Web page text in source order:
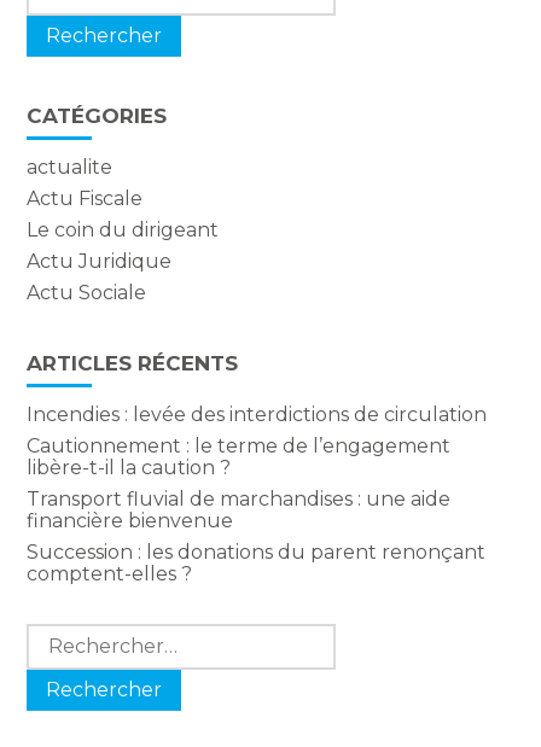
CATÉGORIES
actualite
Actu Fiscale
Le coin du dirigeant
Actu Juridique
Actu Sociale
ARTICLES RÉCENTS
Incendies : levée des interdictions de circulation
Cautionnement : le terme de l’engagement
libère-t-il la caution ?
Transport fluvial de marchandises : une aide
financière bienvenue
Succession : les donations du parent renonçant
comptent-elles ?
Rechercher :